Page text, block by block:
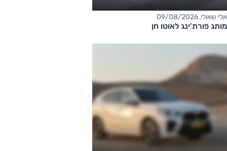
אלי שאולי, 09/08/2026
מותג פורת'ינג לאוטו חן